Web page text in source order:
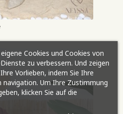
Cookies und Cookies von
zu verbessern. Und zeigen
Vorlieben, indem Sie Ihre
navigation. Um Ihre Zustimmung
klicken Sie auf die